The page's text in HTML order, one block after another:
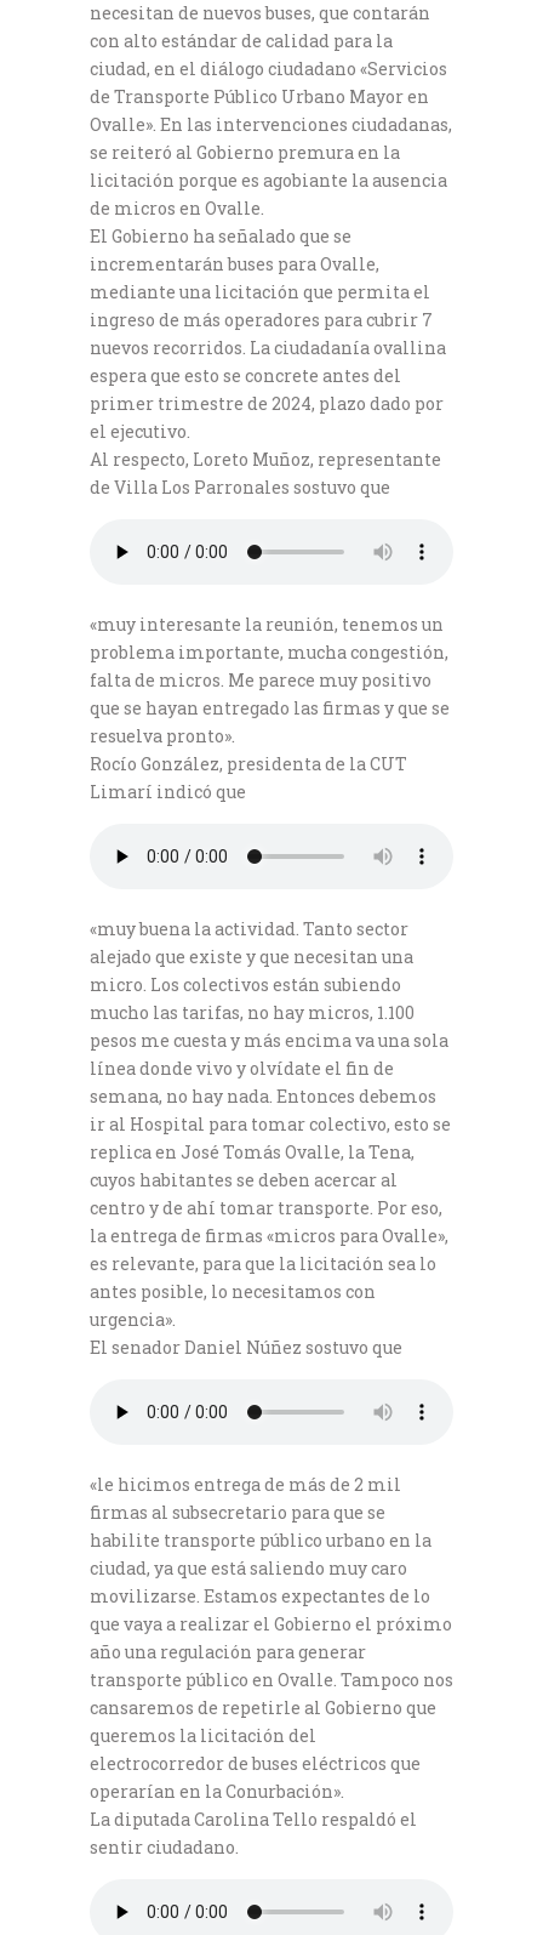
necesitan de nuevos buses, que contarán
con alto estándar de calidad para la
ciudad, en el diálogo ciudadano «Servicios
de Transporte Público Urbano Mayor en
Ovalle». En las intervenciones ciudadanas,
se reiteró al Gobierno premura en la
licitación porque es agobiante la ausencia
de micros en Ovalle.
El Gobierno ha señalado que se
incrementarán buses para Ovalle,
mediante una licitación que permita el
ingreso de más operadores para cubrir 7
nuevos recorridos. La ciudadanía ovallina
espera que esto se concrete antes del
primer trimestre de 2024, plazo dado por
el ejecutivo.
Al respecto, Loreto Muñoz, representante
de Villa Los Parronales sostuvo que
«muy interesante la reunión, tenemos un
problema importante, mucha congestión,
falta de micros. Me parece muy positivo
que se hayan entregado las firmas y que se
resuelva pronto».
Rocío González, presidenta de la CUT
Limarí indicó que
«muy buena la actividad. Tanto sector
alejado que existe y que necesitan una
micro. Los colectivos están subiendo
mucho las tarifas, no hay micros, 1.100
pesos me cuesta y más encima va una sola
línea donde vivo y olvídate el fin de
semana, no hay nada. Entonces debemos
ir al Hospital para tomar colectivo, esto se
replica en José Tomás Ovalle, la Tena,
cuyos habitantes se deben acercar al
centro y de ahí tomar transporte. Por eso,
la entrega de firmas «micros para Ovalle»,
es relevante, para que la licitación sea lo
antes posible, lo necesitamos con
urgencia».
El senador Daniel Núñez sostuvo que
«le hicimos entrega de más de 2 mil
firmas al subsecretario para que se
habilite transporte público urbano en la
ciudad, ya que está saliendo muy caro
movilizarse. Estamos expectantes de lo
que vaya a realizar el Gobierno el próximo
año una regulación para generar
transporte público en Ovalle. Tampoco nos
cansaremos de repetirle al Gobierno que
queremos la licitación del
electrocorredor de buses eléctricos que
operarían en la Conurbación».
La diputada Carolina Tello respaldó el
sentir ciudadano.